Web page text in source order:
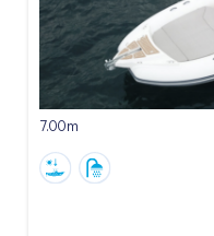
7.00m